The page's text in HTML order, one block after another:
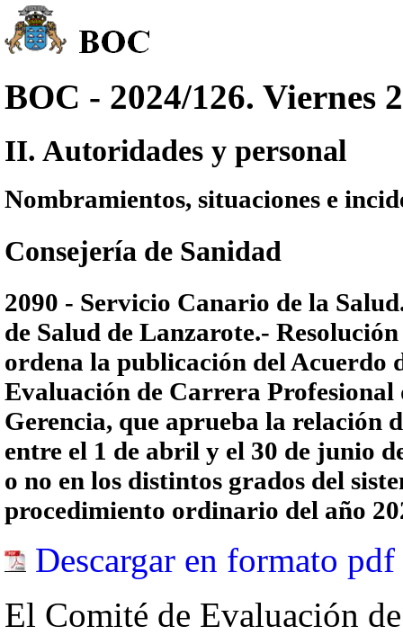
BOC - 2024/126. Viernes
II. Autoridades y personal
Nombramientos, situaciones e
Consejería de Sanidad
2090 - Servicio Canario de la
de Salud de Lanzarote.-
ordena la publicación del Acuerdo
Evaluación de Carrera Profesional
Gerencia, que aprueba la relación
entre el 1 de abril y el 30 de junio
o no en los distintos grados del
procedimiento ordinario del año
Descargar en formato pdf
El Comité de Evaluación